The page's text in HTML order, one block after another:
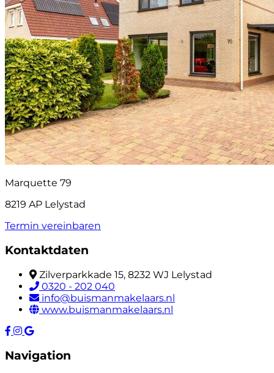
Marquette 79
8219 AP Lelystad
Termin vereinbaren
Kontaktdaten
Zilverparkkade 15, 8232 WJ Lelystad
0320 - 202 040
info@buismanmakelaars.nl
www.buismanmakelaars.nl
Navigation